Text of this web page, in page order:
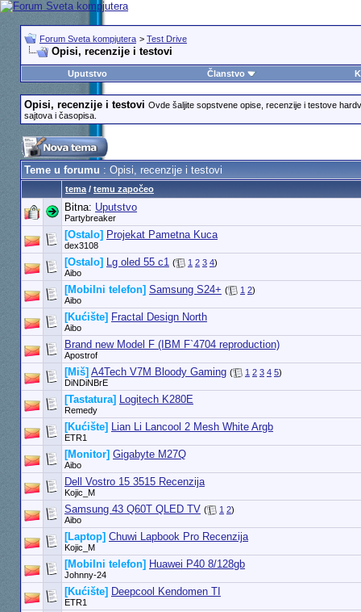
Forum Sveta kompjutera > Test Drive
Opisi, recenzije i testovi
Uputstvo Članstvo
Opisi, recenzije i testovi Ovde šaljite sopstvene opise, recenzije i testove
sajtova i časopisa.
Teme u forumu: Opisi, recenzije i testovi
tema/ temu započeo
Bitna: Uputstvo
Partybreaker
[Ostalo] Projekat Pametna Kuca
dex3108
[Ostalo] Lg oled 55 c1 ( 1 2 3 4)
Aibo
[Mobilni telefon] Samsung S24+ ( 1 2)
Aibo
[Kućište] Fractal Design North
Aibo
Brand new Model F (IBM F`4704 reproduction)
Apostrof
[Miš] A4Tech V7M Bloody Gaming ( 1 2 3 4 5)
DiNDiNBrE
[Tastatura] Logitech K280E
Remedy
[Kućište] Lian Li Lancool 2 Mesh White Argb
ETR1
[Monitor] Gigabyte M27Q
Aibo
Dell Vostro 15 3515 Recenzija
Kojic_M
Samsung 43 Q60T QLED TV ( 1 2)
Aibo
[Laptop] Chuwi Lapbook Pro Recenzija
Kojic_M
[Mobilni telefon] Huawei P40 8/128gb
Johnny-24
[Kućište] Deepcool Kendomen TI
ETR1